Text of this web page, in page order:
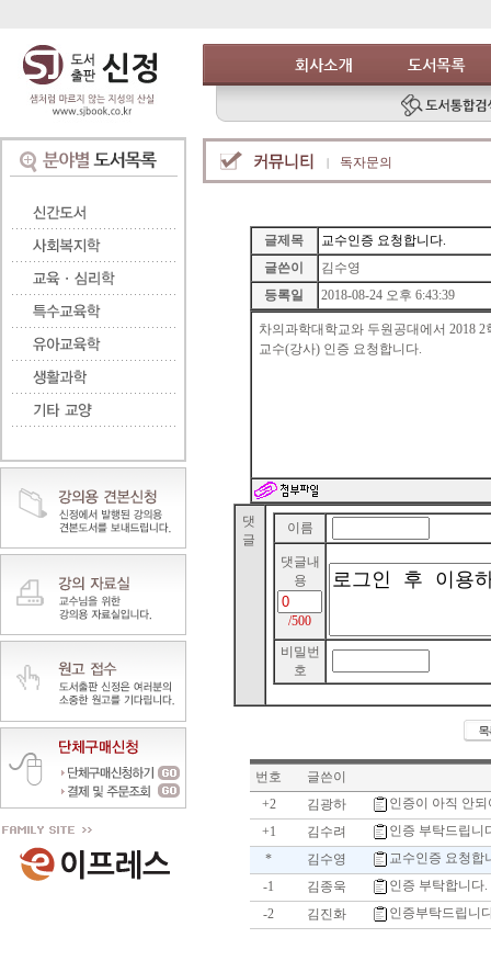
독자문의
글제목
교수인증 요청합니다.
글쓴이
김수영
등록일
2018-08-24 오후 6:43:39
차의과학대학교와 두원공대에서 2018
교수(강사) 인증 요청합니다.
댓
글
이름
댓글내
용
/500
비밀번
호
번호
글쓴이
+2
김광하
인증이 아직 안
+1
김수려
인증 부탁드립니
*
김수영
교수인증 요청합
-1
김종욱
인증 부탁합니다.
-2
김진화 인증부탁드립니